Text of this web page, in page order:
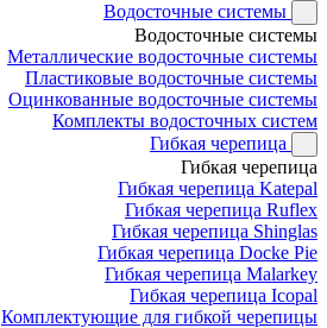
Водосточные системы
Водосточные системы
Металлические водосточные системы
Пластиковые водосточные системы
Оцинкованные водосточные системы
Комплекты водосточных систем
Гибкая черепица
Гибкая черепица
Гибкая черепица Katepal
Гибкая черепица Ruflex
Гибкая черепица Shinglas
Гибкая черепица Docke Pie
Гибкая черепица Malarkey
Гибкая черепица Icopal
Комплектующие для гибкой черепицы